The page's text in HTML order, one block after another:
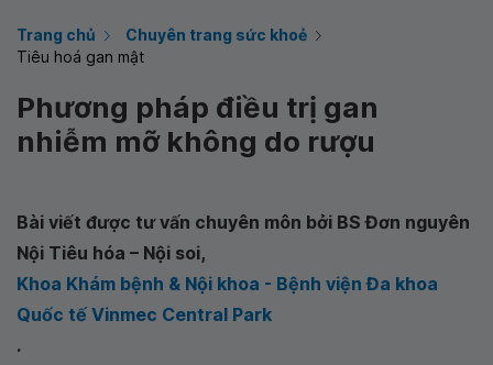
Trang chủ
Chuyên trang sức khoẻ
Tiêu hoá gan mật
Phương pháp điều trị gan
nhiễm mỡ không do rượu
Bài viết được tư vấn chuyên môn bởi BS Đơn nguyên
Nội Tiêu hóa – Nội soi,
Khoa Khám bệnh & Nội khoa - Bệnh viện Đa khoa
Quốc tế Vinmec Central Park
.